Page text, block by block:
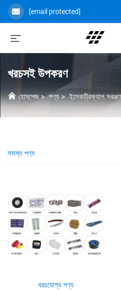
[email protected]
খরচসই উপকরণ
হোমপেজ>পণ্য>ইলেকট্রিক্যাল
সমস্ত পণ্য
খরচযোগ্য পণ্য